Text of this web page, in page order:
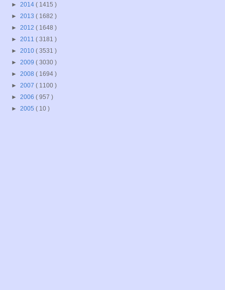
► 2014 ( 1415 )
► 2013 ( 1682 )
► 2012 ( 1648 )
► 2011 ( 3181 )
► 2010 ( 3531 )
► 2009 ( 3030 )
► 2008 ( 1694 )
► 2007 ( 1100 )
► 2006 ( 957 )
► 2005 ( 10 )